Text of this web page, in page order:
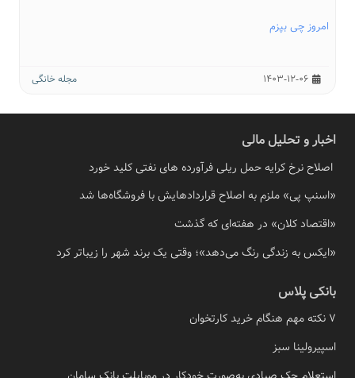
امروز چی بپزم
1403-12-06 مجله خانگی
اخبار و تحلیل مالی
اصلاح نرخ کرایه حمل ریلی فرآورده های نفتی کلید خورد
«اسنپ پی» ملزم به اصلاح قراردادهایش با فروشگاه‌ها شد
«اقتصاد کلان» در هفته‌ای که گذشت
«ایکس به زندگی رنگ می‌دهد»؛ وقتی یک برند شهر را زیباتر کرد
بانکی پلاس
7 نکته مهم هنگام خرید کارتخوان
اسپیرولینا سبز